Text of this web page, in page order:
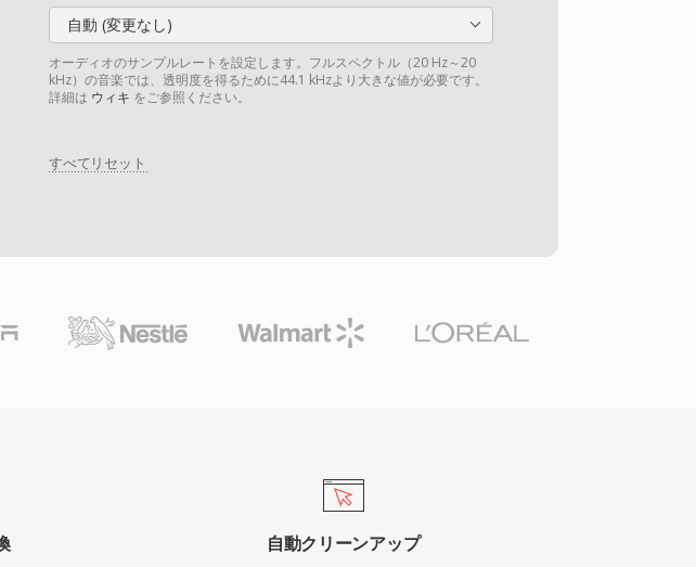
自動 (変更なし)
オーディオのサンプルレートを設定します。フルスペクトル（20 Hz～20
kHz）の音楽では、透明度を得るために44.1 kHzより大きな値が必要です。
詳細は ウィキ をご参照ください。
すべてリセット
自動クリーンアップ